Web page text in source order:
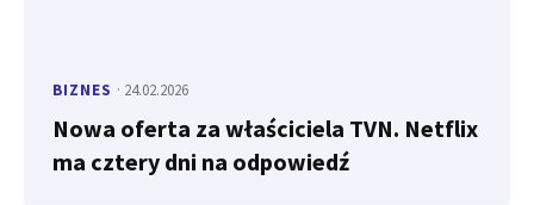
BIZNES · 24.02.2026
Nowa oferta za właściciela TVN. Netflix
ma cztery dni na odpowiedź